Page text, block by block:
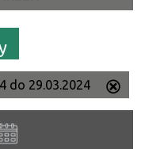
do 29.03.2024
ten